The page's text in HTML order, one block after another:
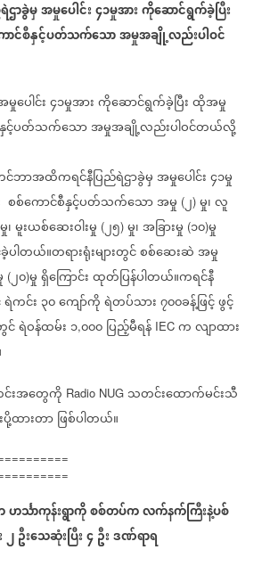
ဌာခွဲမှအမှုပေါင်း၄၁မှုအားကိုဆောင်ရွက်ခဲ့ပြီး
ာင်စီနှင့်ပတ်သက်သောအမှုအချို့လည်းပါဝင်
ပေါင်း၄၁မှုအားကိုဆောင်ရွက်ခဲ့ပြီးထိုအမှု
င့်ပတ်သက်သောအမှုအချို့လည်းပါဝင်တယ်လို့
ဘာအထိကရင်နီပြည်ရဲဌာခွဲမှအမှုပေါင်း၄၁မှု
စစ်ကောင်စီနှင့်ပတ်သက်သောအမှု (၂) မှု၊လူ
မှု၊မူးယစ်ဆေးဝါးမှု (၂၅) မှု၊အခြားမှု (၁၀)မှု
ါတယ်။တရားရုံးများတွင်စစ်ဆေးဆဲအမှု
(၂၀)မှုရှိကြောင်းထုတ်ပြန်ပါတယ်။ကရင်နီ
ရဲကင်း ၃၀ကျော်ကိုရဲတပ်သား၇၀၀ခန့်ဖြင့်ဖွင့်
င်ရဲဝန်ထမ်း ၁,၀၀၀ပြည့်မီရန် IEC ကလျာထား
းအတွေကို Radio NUG သတင်းထောက်မင်းသီ
ပို့ထားတာဖြစ်ပါတယ်။
ဟင်္သာကုန်းရွာကိုစစ်တပ်ကလက်နက်ကြီးနဲ့ပစ်
၂ဦးသေဆုံးပြီး၄ဦးဒဏ်ရာရ